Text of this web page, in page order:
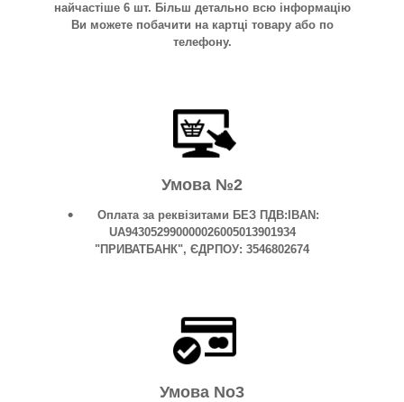
найчастіше 6 шт. Більш детально всю інформацію
Ви можете побачити на картці товару або по
телефону.
Умова №2
Оплата за реквізитами БЕЗ ПДВ:IBAN:
UA943052990000026005013901934
"ПРИВАТБАНК", ЄДРПОУ: 3546802674
Умова No3